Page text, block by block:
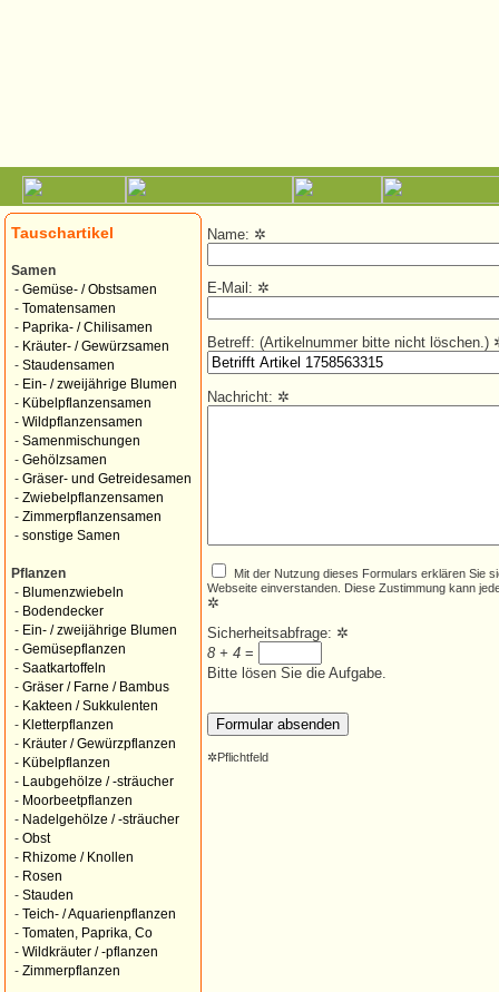
Tauschartikel
Samen
- Gemüse- / Obstsamen
- Tomatensamen
- Paprika- / Chilisamen
- Kräuter- / Gewürzsamen
- Staudensamen
- Ein- / zweijährige Blumen
- Kübelpflanzensamen
- Wildpflanzensamen
- Samenmischungen
- Gehölzsamen
- Gräser- und Getreidesamen
- Zwiebelpflanzensamen
- Zimmerpflanzensamen
- sonstige Samen
Pflanzen
- Blumenzwiebeln
- Bodendecker
- Ein- / zweijährige Blumen
- Gemüsepflanzen
- Saatkartoffeln
- Gräser / Farne / Bambus
- Kakteen / Sukkulenten
- Kletterpflanzen
- Kräuter / Gewürzpflanzen
- Kübelpflanzen
-
Laubgehölze / -sträucher
- Moorbeetpflanzen
- Nadelgehölze / -sträucher
- Obst
- Rhizome / Knollen
- Rosen
- Stauden
- Teich- / Aquarienpflanzen
- Tomaten, Paprika, Co
- Wildkräuter / -pflanzen
- Zimmerpflanzen
Name: ✲
E-Mail: ✲
Betreff: (Artikelnummer bitte nicht löschen.)
Nachricht: ✲
Mit der Nutzung dieses Formulars erklären Sie
Webseite einverstanden. Diese Zustimmung kann
✲
Sicherheitsabfrage: ✲
8 + 4 =
Bitte lösen Sie die Aufgabe.
✲Pflichtfeld